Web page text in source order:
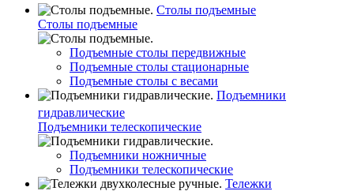
Столы подъемные
Столы подъемные
Подъемные столы передвижные
Подъемные столы стационарные
Подъемные столы с весами
Подъемники
гидравлические
Подъемники телескопические
Подъемники ножничные
Подъемники телескопические
Тележки